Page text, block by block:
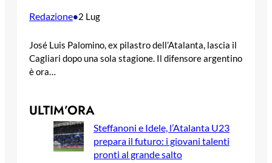
Redazione•2 Lug
José Luis Palomino, ex pilastro dell’Atalanta, lascia il
Cagliari dopo una sola stagione. Il difensore argentino
è ora…
ULTIM’ORA
Steffanoni e Idele, l’Atalanta U23
prepara il futuro: i giovani talenti
pronti al grande salto